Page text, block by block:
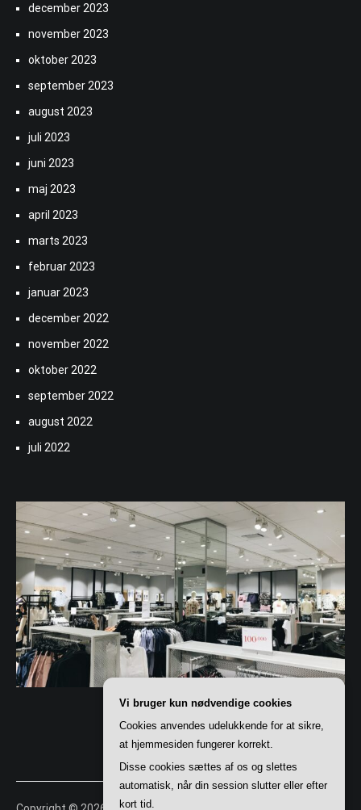
december 2023
november 2023
oktober 2023
september 2023
august 2023
juli 2023
juni 2023
maj 2023
april 2023
marts 2023
februar 2023
januar 2023
december 2022
november 2022
oktober 2022
september 2022
august 2022
juli 2022
Vi bruger kun nødvendige cookies
Cookies anvendes udelukkende for at sikre,
at hjemmesiden fungerer korrekt.
Disse cookies sættes af os og slettes
automatisk, når din session slutter eller efter
kort tid.